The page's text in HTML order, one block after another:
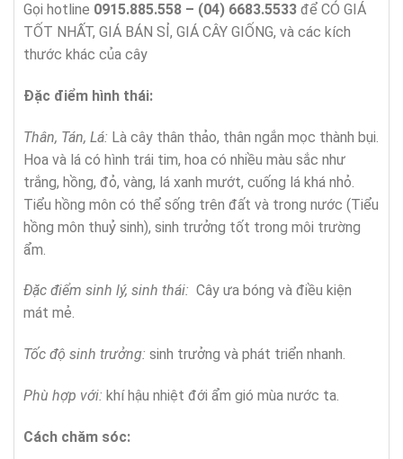
Gọi hotline 0915.885.558 – (04) 6683.5533 để CÓ GIÁ
TỐT NHẤT, GIÁ BÁN SỈ, GIÁ CÂY GIỐNG, và các kích
thước khác của cây
Đặc điểm hình thái:
Thân, Tán, Lá: Là cây thân thảo, thân ngắn mọc thành bụi.
Hoa và lá có hình trái tim, hoa có nhiều màu sắc như
trắng, hồng, đỏ, vàng, lá xanh mướt, cuống lá khá nhỏ.
Tiểu hồng môn có thể sống trên đất và trong nước (Tiểu
hồng môn thuỷ sinh), sinh trưởng tốt trong môi trường
ẩm.
Đặc điểm sinh lý, sinh thái: Cây ưa bóng và điều kiện
mát mẻ.
Tốc độ sinh trưởng: sinh trưởng và phát triển nhanh.
Phù hợp với: khí hậu nhiệt đới ẩm gió mùa nước ta.
Cách chăm sóc: